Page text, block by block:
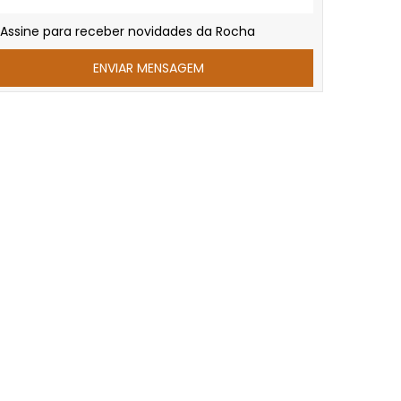
para receber novidades da Rocha